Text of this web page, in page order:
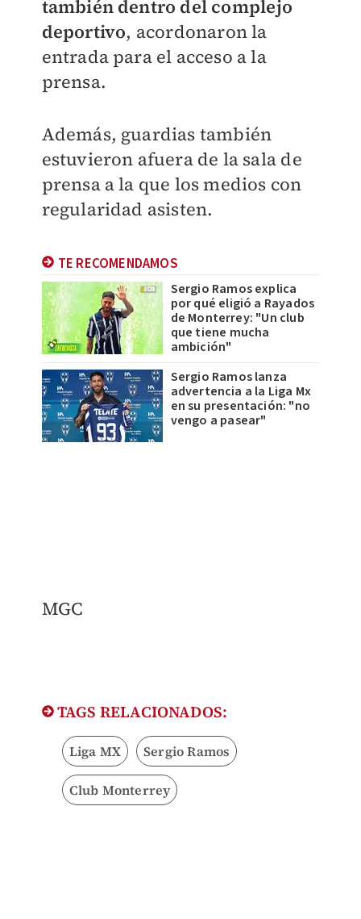
también dentro del complejo
deportivo, acordonaron la
entrada para el acceso a la
prensa.
Además, guardias también
estuvieron afuera de la sala de
prensa a la que los medios con
regularidad asisten.
TE RECOMENDAMOS
Sergio Ramos explica
por qué eligió a Rayados
de Monterrey: "Un club
que tiene mucha
ambición"
Sergio Ramos lanza
advertencia a la Liga Mx
en su presentación: "no
vengo a pasear"
MGC
TAGS RELACIONADOS:
Liga MX Sergio Ramos
Club Monterrey